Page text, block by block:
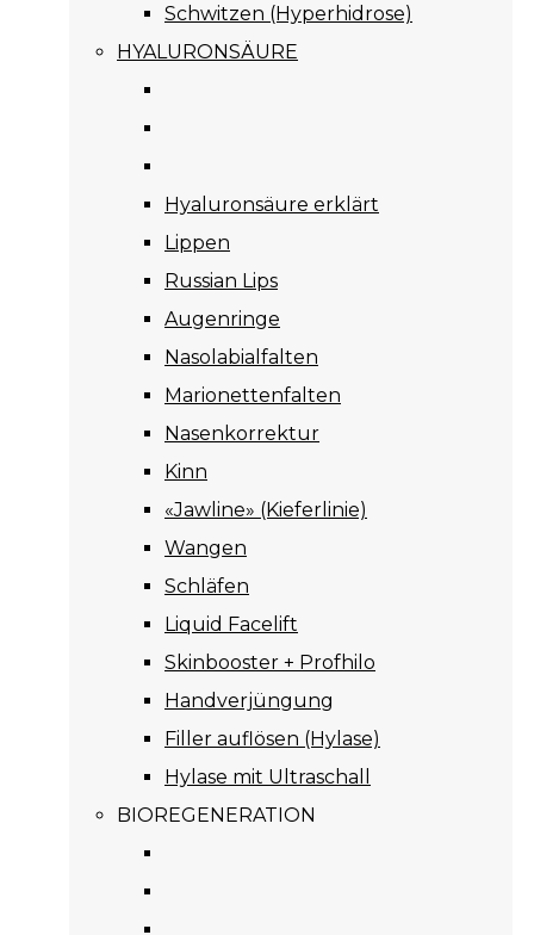
Schwitzen (Hyperhidrose)
HYALURONSÄURE
Hyaluronsäure erklärt
Lippen
Russian Lips
Augenringe
Nasolabialfalten
Marionettenfalten
Nasenkorrektur
Kinn
«Jawline» (Kieferlinie)
Wangen
Schläfen
Liquid Facelift
Skinbooster + Profhilo
Handverjüngung
Filler auflösen (Hylase)
Hylase mit Ultraschall
BIOREGENERATION